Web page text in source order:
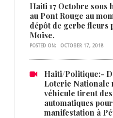
Haiti 17 Octobre sous
au Pont Rouge au
dépôt de gerbe fleurs
Moise.
POSTED ON: OCTOBER 17, 2018
Haiti/Politique:-
Loterie Nationale
véhicule tirent
automatiques
manifestation à